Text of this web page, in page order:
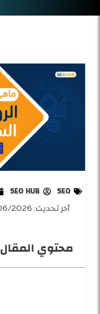
SEO
SEO HUB
أخر تحديث: 09/06/2026
محتوي المقال